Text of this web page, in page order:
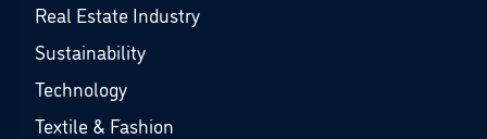
Real Estate Industry
Sustainability
Technology
Textile & Fashion